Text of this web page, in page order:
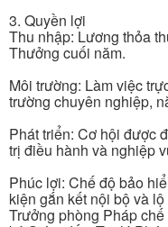
3. Quyền lợi
Thu nhập: Lương thỏa
Thưởng cuối năm.
Môi trường: Làm việc
trường chuyên nghiệp,
Phát triển: Cơ hội được
trị điều hành và nghiệp
Phúc lợi: Chế độ bảo
kiện gắn kết nội bộ và
Trưởng phòng Pháp